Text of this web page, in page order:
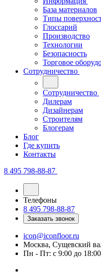
База материалов
Типы
Глоссарий
Производство
Технологии
Безопасность
Торговое
Сотрудничество
Сотрудничество
Дилерам
Дизайнерам
Строителям
Блогерам
Блог
Где купить
Контакты
8 495 798-88-87
Телефоны
8 495 798-88-87
Заказать звонок
icon@iconfloor.ru
Москва, Сущевский
Пн - Пт: с 9:00 до 18:00